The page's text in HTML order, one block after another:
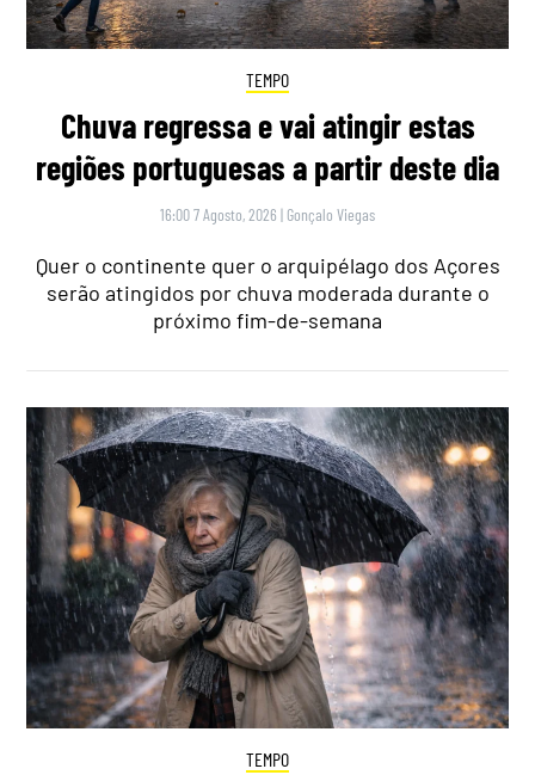
TEMPO
Chuva regressa e vai atingir estas
regiões portuguesas a partir deste dia
16:00 7 Agosto, 2026 | Gonçalo Viegas
Quer o continente quer o arquipélago dos Açores
serão atingidos por chuva moderada durante o
próximo fim-de-semana
TEMPO